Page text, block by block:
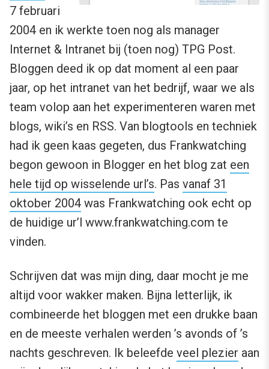
7 februari
2004 en ik werkte toen nog als manager
Internet & Intranet bij (toen nog) TPG Post.
Bloggen deed ik op dat moment al een paar
jaar, op het intranet van het bedrijf, waar we als
team volop aan het experimenteren waren met
blogs, wiki’s en RSS. Van blogtools en techniek
had ik geen kaas gegeten, dus Frankwatching
begon gewoon in Blogger en het blog zat een
hele tijd op wisselende url’s. Pas vanaf 31
oktober 2004 was Frankwatching ook echt op
de huidige ur’l www.frankwatching.com te
vinden.
Schrijven dat was mijn ding, daar mocht je me
altijd voor wakker maken. Bijna letterlijk, ik
combineerde het bloggen met een drukke baan
en de meeste verhalen werden ’s avonds of ’s
nachts geschreven. Ik beleefde veel plezier aan